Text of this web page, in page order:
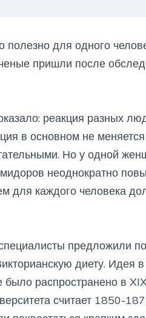
полезно для одного
пришли после
реакция разных
в основном не
Но у одной
неоднократно
для каждого человека
предложили
диету. Идея
было распространено в
считает 1850-